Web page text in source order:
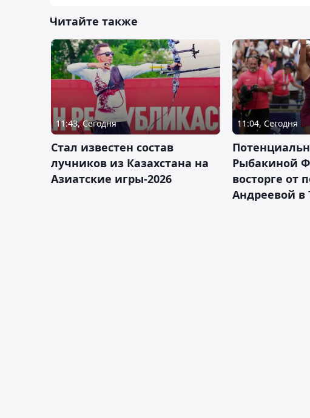
Читайте также
11:43, Сегодня
Стал известен состав
лучников из Казахстана на
Азиатские игры-2026
11:04, Сегодня
Рыбакиной
восторге от
Андреевой в